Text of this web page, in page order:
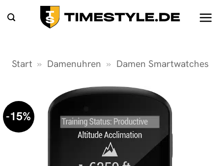
Inhalt
Start » Damenuhren » Damen Smartwatches
-15%